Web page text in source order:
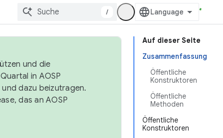
/
Auf dieser Seite
Zusammenfassung
Öffentliche
Konstruktoren
Öffentliche
Methoden
Öffentliche
Konstruktoren
und die
in AOSP
und dazu beizutragen.
das an AOSP